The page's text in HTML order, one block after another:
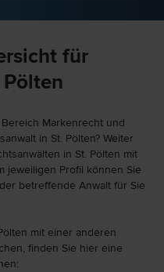
für
Markenrecht und
in St. Pölten? Weiter
in St. Pölten mit
jeweiligen Profil können Sie
betreffende Anwalt für Sie
mit einer anderen
finden Sie hier eine